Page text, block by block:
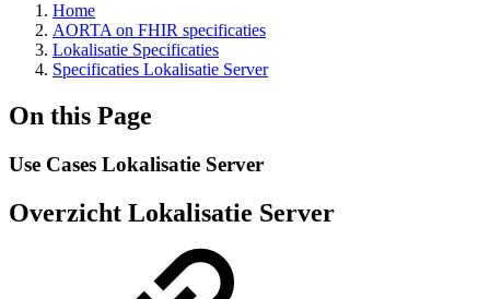
Home
AORTA on FHIR specificaties
Lokalisatie Specificaties
Specificaties Lokalisatie Server
On this Page
Use Cases Lokalisatie Server
Overzicht Lokalisatie Server